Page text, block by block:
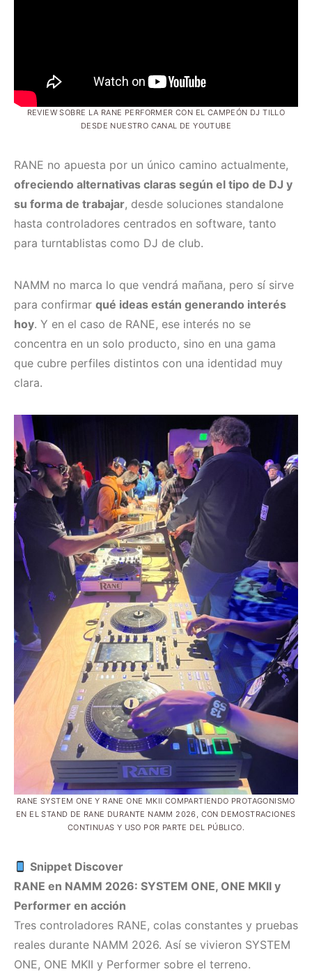
REVIEW SOBRE LA RANE PERFORMER CON EL CAMPEÓN DJ TILLO
DESDE NUESTRO CANAL DE YOUTUBE
RANE no apuesta por un único camino actualmente,
ofreciendo alternativas claras según el tipo de DJ y
su forma de trabajar, desde soluciones standalone
hasta controladores centrados en software, tanto
para turntablistas como DJ de club.
NAMM no marca lo que vendrá mañana, pero sí sirve
para confirmar qué ideas están generando interés
hoy. Y en el caso de RANE, ese interés no se
concentra en un solo producto, sino en una gama
que cubre perfiles distintos con una identidad muy
clara.
RANE SYSTEM ONE Y RANE ONE MKII COMPARTIENDO PROTAGONISMO
EN EL STAND DE RANE DURANTE NAMM 2026, CON DEMOSTRACIONES
CONTINUAS Y USO POR PARTE DEL PÚBLICO.
Snippet Discover
RANE en NAMM 2026: SYSTEM ONE, ONE MKII y
Performer en acción
Tres controladores RANE, colas constantes y pruebas
reales durante NAMM 2026. Así se vivieron SYSTEM
ONE, ONE MKII y Performer sobre el terreno.